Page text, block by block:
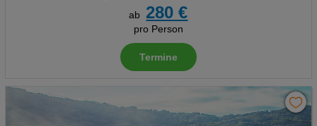
ab
280 €
pro Person
Termine